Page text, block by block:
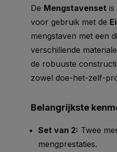
De Mengstavenset is
voor gebruik met de
mengstaven met een
verschillende
de robuuste
zowel doe-het-zelf-
Belangrijkste
Set van 2: Twee
mengprestaties.